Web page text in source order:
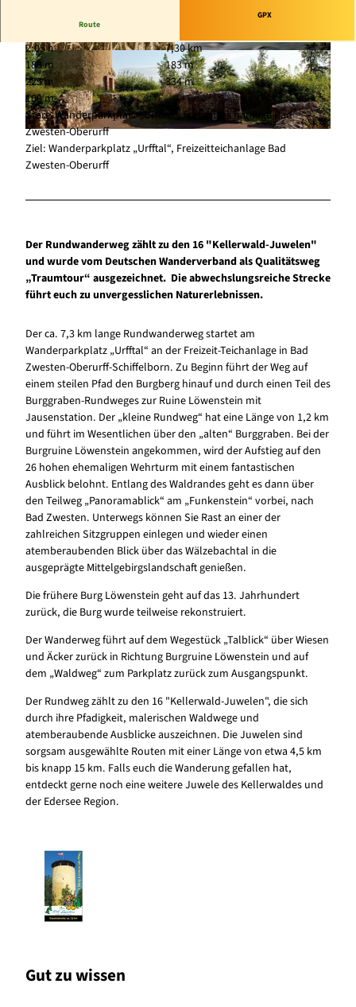
© Katharina Jäger, Edersee | Deine Region: wild, bunt, gesund.
© Katharina Jäger, Edersee | Deine Region: wil
d, bunt, gesund.
© Mike Lauer, Edersee | Deine Region: wild, bu
nt, gesund.
Route
GPX
2:05 h
7,30 km
183 m
183 m
225 m
334 m
109 m
Start: Wanderparkplatz „Urfftal“, Freizeitteichanlage Bad
Zwesten-Oberurff
Ziel: Wanderparkplatz „Urfftal“, Freizeitteichanlage Bad
Zwesten-Oberurff
Der Rundwanderweg zählt zu den 16 "Kellerwald-Juwelen"
und wurde vom Deutschen Wanderverband als Qualitätsweg
„Traumtour“ ausgezeichnet. Die abwechslungsreiche Strecke
führt euch zu unvergesslichen Naturerlebnissen.
Der ca. 7,3 km lange Rundwanderweg startet am
Wanderparkplatz „Urfftal“ an der Freizeit-Teichanlage in Bad
Zwesten-Oberurff-Schiffelborn. Zu Beginn führt der Weg auf
einem steilen Pfad den Burgberg hinauf und durch einen Teil des
Burggraben-Rundweges zur Ruine Löwenstein mit
Jausenstation. Der „kleine Rundweg“ hat eine Länge von 1,2 km
und führt im Wesentlichen über den „alten“ Burggraben. Bei der
Burgruine Löwenstein angekommen, wird der Aufstieg auf den
26 hohen ehemaligen Wehrturm mit einem fantastischen
Ausblick belohnt. Entlang des Waldrandes geht es dann über
den Teilweg „Panoramablick“ am „Funkenstein“ vorbei, nach
Bad Zwesten. Unterwegs können Sie Rast an einer der
zahlreichen Sitzgruppen einlegen und wieder einen
atemberaubenden Blick über das Wälzebachtal in die
ausgeprägte Mittelgebirgslandschaft genießen.
Die frühere Burg Löwenstein geht auf das 13. Jahrhundert
zurück, die Burg wurde teilweise rekonstruiert.
Der Wanderweg führt auf dem Wegestück „Talblick“ über Wiesen
und Äcker zurück in Richtung Burgruine Löwenstein und auf
dem „Waldweg“ zum Parkplatz zurück zum Ausgangspunkt.
Der Rundweg zählt zu den 16 "Kellerwald-Juwelen", die sich
durch ihre Pfadigkeit, malerischen Waldwege und
atemberaubende Ausblicke auszeichnen. Die Juwelen sind
sorgsam ausgewählte Routen mit einer Länge von etwa 4,5 km
bis knapp 15 km. Falls euch die Wanderung gefallen hat,
entdeckt gerne noch eine weitere Juwele des Kellerwaldes und
der Edersee Region.
Gut zu wissen